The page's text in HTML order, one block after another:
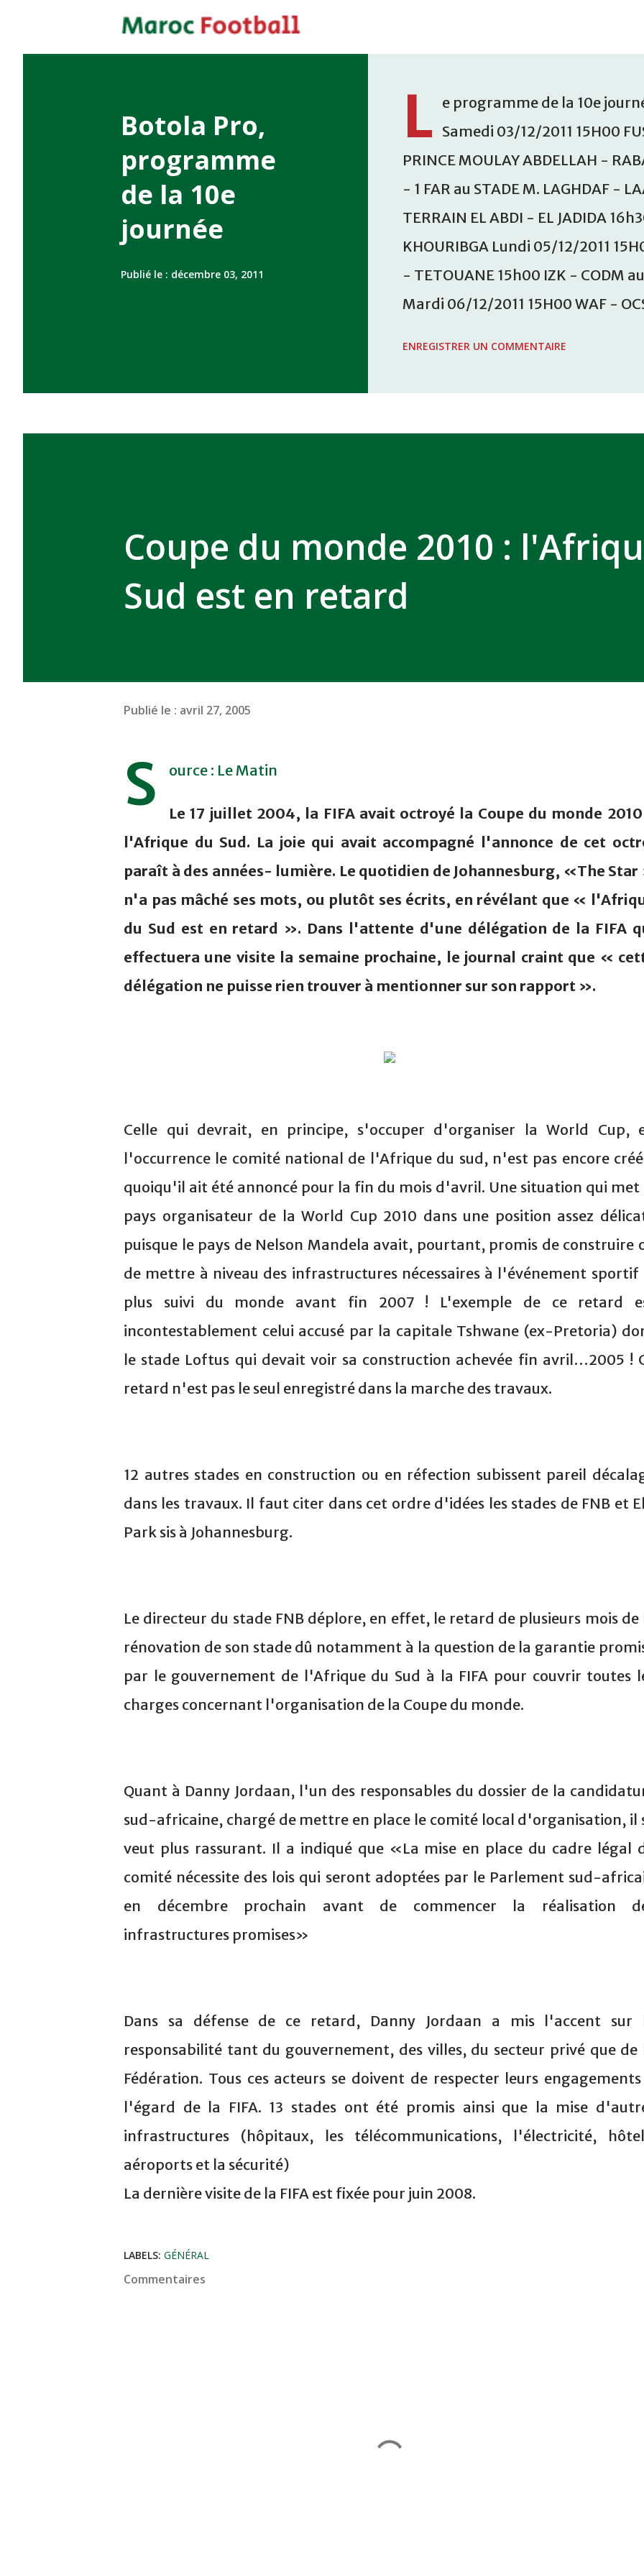
Botola Pro,
programme
de la 10e
journée
Publié le : décembre 03, 2011
L e programme de la 10e
Samedi 03/12/2011 15H00
PRINCE MOULAY ABDELLAH -
- 1 FAR au STADE M. LAGHDAF -
TERRAIN EL ABDI - EL JADIDA
KHOURIBGA Lundi 05/12/2011
- TETOUANE 15h00 IZK - CODM
Mardi 06/12/2011 15H00 WAF -
ENREGISTRER UN COMMENTAIRE
Coupe du monde 2010 :
Sud est en retard
Publié le : avril 27, 2005
S ource : Le Matin
Le 17 juillet 2004, la FIFA avait octroyé la Coupe du monde
l'Afrique du Sud. La joie qui avait accompagné l'annonce de cet
paraît à des années- lumière. Le quotidien de Johannesburg, «The Star
n'a pas mâché ses mots, ou plutôt ses écrits, en révélant que «
du Sud est en retard ». Dans l'attente d'une délégation de la FIFA
effectuera une visite la semaine prochaine, le journal craint que «
délégation ne puisse rien trouver à mentionner sur son rapport ».
Celle qui devrait, en principe, s'occuper d'organiser la World Cup,
l'occurrence le comité national de l'Afrique du sud, n'est pas encore
quoiqu'il ait été annoncé pour la fin du mois d'avril. Une situation qui met
pays organisateur de la World Cup 2010 dans une position assez
puisque le pays de Nelson Mandela avait, pourtant, promis de construire
de mettre à niveau des infrastructures nécessaires à l'événement sportif
plus suivi du monde avant fin 2007 ! L'exemple de ce retard
incontestablement celui accusé par la capitale Tshwane (ex-Pretoria)
le stade Loftus qui devait voir sa construction achevée fin avril…2005 !
retard n'est pas le seul enregistré dans la marche des travaux.
12 autres stades en construction ou en réfection subissent pareil
dans les travaux. Il faut citer dans cet ordre d'idées les stades de FNB et
Park sis à Johannesburg.
Le directeur du stade FNB déplore, en effet, le retard de plusieurs mois de
rénovation de son stade dû notamment à la question de la garantie
par le gouvernement de l'Afrique du Sud à la FIFA pour couvrir toutes
charges concernant l'organisation de la Coupe du monde.
Quant à Danny Jordaan, l'un des responsables du dossier de la
sud-africaine, chargé de mettre en place le comité local d'organisation, il
veut plus rassurant. Il a indiqué que «La mise en place du cadre légal
comité nécessite des lois qui seront adoptées par le Parlement sud-
en décembre prochain avant de commencer la réalisation
infrastructures promises»
Dans sa défense de ce retard, Danny Jordaan a mis l'accent sur
responsabilité tant du gouvernement, des villes, du secteur privé que de
Fédération. Tous ces acteurs se doivent de respecter leurs engagements
l'égard de la FIFA. 13 stades ont été promis ainsi que la mise
infrastructures (hôpitaux, les télécommunications, l'électricité,
aéroports et la sécurité)
La dernière visite de la FIFA est fixée pour juin 2008.
LABELS: GÉNÉRAL
Commentaires